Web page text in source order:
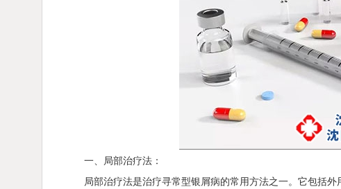
一、局部治疗法：
局部治疗法是治疗寻常型银屑病的常用方法之一。它包括